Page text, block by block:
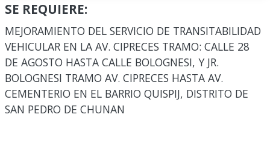
SE REQUIERE:
MEJORAMIENTO DEL SERVICIO DE TRANSITABILIDAD
VEHICULAR EN LA AV. CIPRECES TRAMO: CALLE 28
DE AGOSTO HASTA CALLE BOLOGNESI, Y JR.
BOLOGNESI TRAMO AV. CIPRECES HASTA AV.
CEMENTERIO EN EL BARRIO QUISPIJ, DISTRITO DE
SAN PEDRO DE CHUNAN